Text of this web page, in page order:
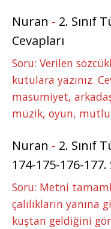
Nuran - 2. Sınıf
Cevapları
Soru: Verilen
kutulara yazınız.
masumiyet,
müzik, oyun,
Nuran - 2. Sınıf
174-175-176-177.
Soru: Metni
çalılıkların yanına
kuştan geldiğini